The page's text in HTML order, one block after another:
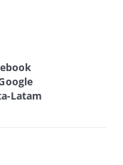
Latam